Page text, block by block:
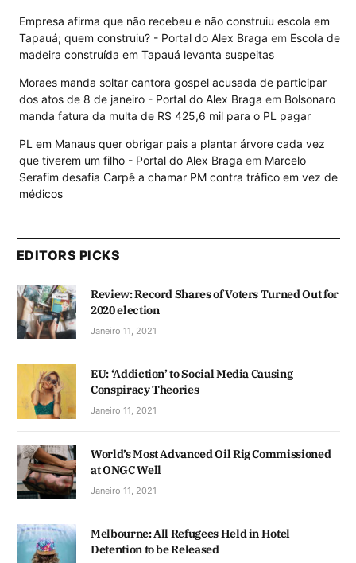
Empresa afirma que não recebeu e não construiu escola em
Tapauá; quem construiu? - Portal do Alex Braga em Escola de
madeira construída em Tapauá levanta suspeitas
Moraes manda soltar cantora gospel acusada de participar
dos atos de 8 de janeiro - Portal do Alex Braga em Bolsonaro
manda fatura da multa de R$ 425,6 mil para o PL pagar
PL em Manaus quer obrigar pais a plantar árvore cada vez
que tiverem um filho - Portal do Alex Braga em Marcelo
Serafim desafia Carpê a chamar PM contra tráfico em vez de
médicos
EDITORS PICKS
Review: Record Shares of Voters Turned Out for
2020 election
Janeiro 11, 2021
EU: ‘Addiction’ to Social Media Causing
Conspiracy Theories
Janeiro 11, 2021
World’s Most Advanced Oil Rig Commissioned
at ONGC Well
Janeiro 11, 2021
Melbourne: All Refugees Held in Hotel
Detention to be Released